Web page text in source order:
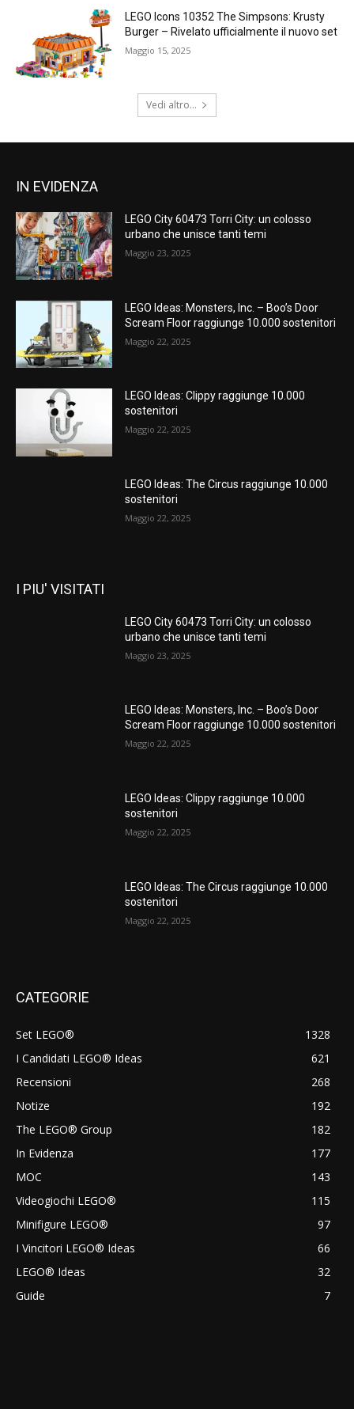
LEGO Icons 10352 The Simpsons: Krusty
Burger – Rivelato ufficialmente il nuovo set
Maggio 15, 2025
Vedi altro...
IN EVIDENZA
LEGO City 60473 Torri City: un colosso
urbano che unisce tanti temi
Maggio 23, 2025
LEGO Ideas: Monsters, Inc. – Boo’s Door
Scream Floor raggiunge 10.000 sostenitori
Maggio 22, 2025
LEGO Ideas: Clippy raggiunge 10.000
sostenitori
Maggio 22, 2025
LEGO Ideas: The Circus raggiunge 10.000
sostenitori
Maggio 22, 2025
I PIU' VISITATI
LEGO City 60473 Torri City: un colosso
urbano che unisce tanti temi
Maggio 23, 2025
LEGO Ideas: Monsters, Inc. – Boo’s Door
Scream Floor raggiunge 10.000 sostenitori
Maggio 22, 2025
LEGO Ideas: Clippy raggiunge 10.000
sostenitori
Maggio 22, 2025
LEGO Ideas: The Circus raggiunge 10.000
sostenitori
Maggio 22, 2025
CATEGORIE
Set LEGO®
1328
I Candidati LEGO® Ideas
621
Recensioni
268
Notize
192
The LEGO® Group
182
In Evidenza
177
MOC
143
Videogiochi LEGO®
115
Minifigure LEGO®
97
I Vincitori LEGO® Ideas
66
LEGO® Ideas
32
Guide
7